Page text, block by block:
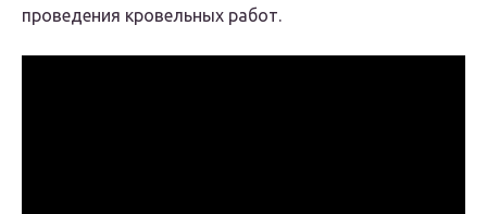
проведения кровельных работ.